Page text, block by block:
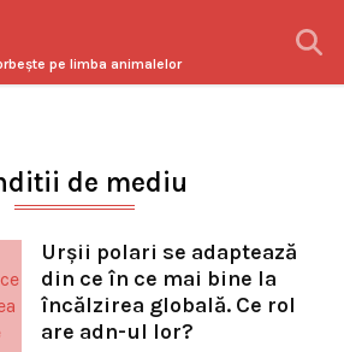
pe limba animalelor
de mediu
Urșii polari se adaptează
din ce în ce mai bine la
încălzirea globală. Ce rol
are adn-ul lor?